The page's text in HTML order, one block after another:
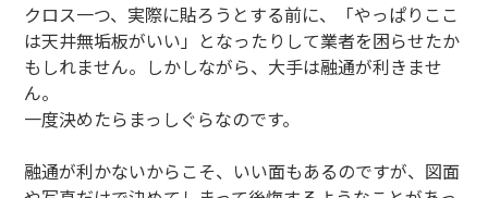
クロス一つ、実際に貼ろうとする前に、「やっぱりここ
は天井無垢板がいい」となったりして業者を困らせたか
もしれません。しかしながら、大手は融通が利きませ
ん。
一度決めたらまっしぐらなのです。
融通が利かないからこそ、いい面もあるのですが、図面